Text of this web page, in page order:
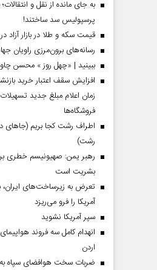
به جای مانده از نقل و
پرسپولیس سد ساختند!
قیمت سکه و طلا در بازار آزاد در ۱۰ مرداد ۱۴۰۵
رسانه‌های برون‌مرزی راویان
ببینید | «چهل روز » محسن
افزایش سقف اعتبار خرید
زمان اعلام مبلغ جدید
فروشگاه‌ها
اطراف رشت کجا بریم (جاهای
رشت)
رهبر یمن: صهیونیسم خطری
بشریت است
تعرض به زیرساخت‌های ایران،
آمریکا را فرو می‌ریزد
سپر آمریکا نشوید
اردن
ضربات سخت هوافضای سپاه به